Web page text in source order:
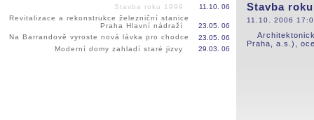
Stavba roku 1999
11.10. 06
Revitalizace a rekonstrukce železniční stanice
Praha Hlavní nádraží
23.05. 06
Na Barrandově vyroste nová lávka pro chodce
23.05. 06
Moderní domy zahladí staré jizvy
29.03. 06
Stavba
11.10. 2006
Praha, a.s.),